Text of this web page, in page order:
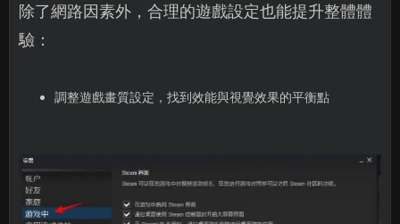
除了網路因素外，合理的遊戲設定也能提升整體體
驗：
調整遊戲畫質設定，找到效能與視覺效果的平衡點